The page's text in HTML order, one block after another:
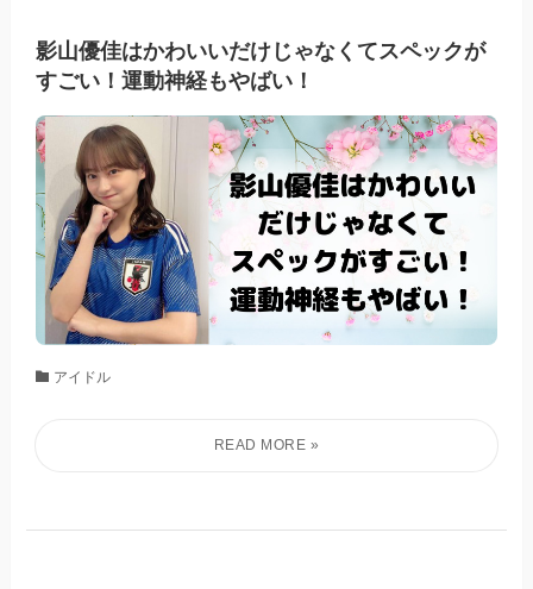
影山優佳はかわいいだけじゃなくてスペックが
すごい！運動神経もやばい！
アイドル